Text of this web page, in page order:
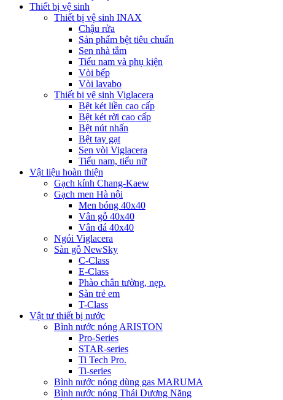
Thiết bị vệ sinh
Thiết bị vệ sinh INAX
Chậu rửa
Sản phẩm bệt tiêu chuẩn
Sen nhà tắm
Tiểu nam và phụ kiện
Vòi bếp
Vòi lavabo
Thiết bị vệ sinh Viglacera
Bệt két liền cao cấp
Bệt két rời cao cấp
Bệt nút nhấn
Bệt tay gạt
Sen vòi Viglacera
Tiểu nam, tiểu nữ
Vật liệu hoàn thiện
Gạch kính Chang-Kaew
Gạch men Hà nội
Men bóng 40x40
Vân gỗ 40x40
Vân đá 40x40
Ngói Viglacera
Sàn gỗ NewSky
C-Class
E-Class
Phào chân tường, nẹp.
Sàn trẻ em
T-Class
Vật tư thiết bị nước
Bình nước nóng ARISTON
Pro-Series
STAR-series
Ti Tech Pro.
Ti-series
Bình nước nóng dùng gas MARUMA
Bình nước nóng Thái Dương Năng